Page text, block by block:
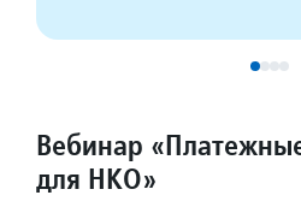
Вебинар
для НКО»